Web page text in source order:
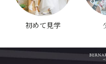
初めて見学